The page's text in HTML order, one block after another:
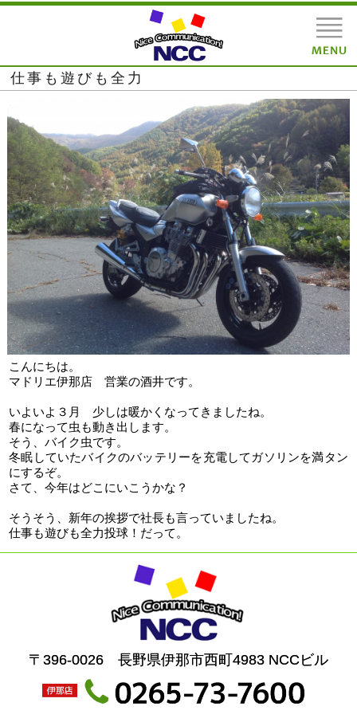
仕事も遊びも全力
こんにちは。
マドリエ伊那店 営業の酒井です。
いよいよ３月 少しは暖かくなってきましたね。
春になって虫も動き出します。
そう、バイク虫です。
冬眠していたバイクのバッテリーを充電してガソリンを満タン
にするぞ。
さて、今年はどこにいこうかな？
そうそう、新年の挨拶で社長も言っていましたね。
仕事も遊びも全力投球！だって。
〒396-0026 長野県伊那市西町4983 NCCビル